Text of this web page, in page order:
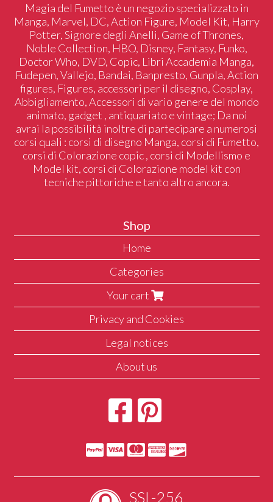
Magia del Fumetto è un negozio specializzato in
Manga, Marvel, DC, Action Figure, Model Kit, Harry
Potter, Signore degli Anelli, Game of Thrones,
Noble Collection, HBO, Disney, Fantasy, Funko,
Doctor Who, DVD, Copic, Libri Accademia Manga,
Fudepen, Vallejo, Bandai, Banpresto, Gunpla, Action
figures, Figures, accessori per il disegno, Cosplay,
Abbigliamento, Accessori di vario genere del mondo
animato, gadget , antiquariato e vintage; Da noi
avrai la possibilità inoltre di partecipare a numerosi
corsi quali : corsi di disegno Manga, corsi di Fumetto,
corsi di Colorazione copic , corsi di Modellismo e
Model kit, corsi di Colorazione model kit con
tecniche pittoriche e tanto altro ancora.
Shop
Home
Categories
Your cart
Privacy and Cookies
Legal notices
About us
SSL-256